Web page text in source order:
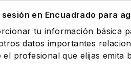
en Encuadrado para
tu información básica
datos importantes
profesional que elijas emita